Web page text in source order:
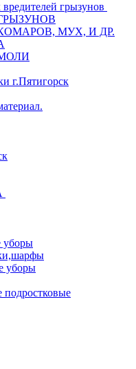
грызунов
МУХ, И ДР.
г.Пятигорск
уборы
уборы
подростковые